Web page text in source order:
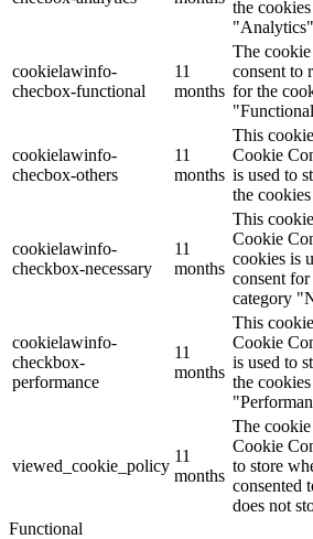
the
cookielawinfo-
checbox-functional
11
months
The
consent to
for the
cookielawinfo-
checbox-others
11
months
This
Cookie
is used to
the
cookielawinfo-
checkbox-necessary
11
months
This
Cookie
cookies is
consent
category
cookielawinfo-
checkbox-
performance
11
months
This
Cookie
is used to
the
viewed_cookie_policy
11
months
The
Cookie
to store
consented
does not
Functional